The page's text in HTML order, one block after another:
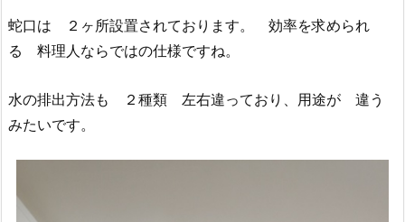
蛇口は ２ヶ所設置されております。 効率を求められ
る 料理人ならではの仕様ですね。
水の排出方法も ２種類 左右違っており、用途が 違う
みたいです。